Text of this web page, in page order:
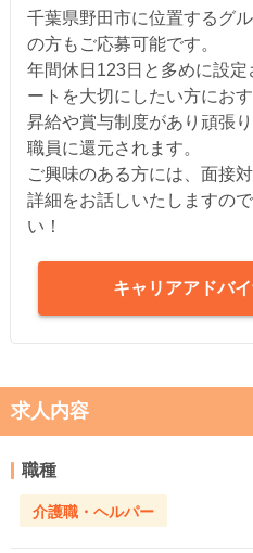
千葉県野田市に位置するグ
の方もご応募可能です。
年間休日123日と多めに設
ートを大切にしたい方にお
昇給や賞与制度があり頑張
職員に還元されます。
ご興味のある方には、面接
詳細をお話しいたしますの
い！
キャリアアドバ
求人内容
職種
介護職・ヘルパー